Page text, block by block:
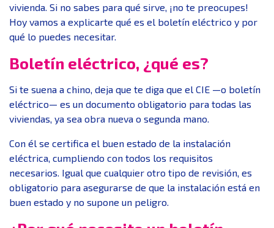
vivienda. Si no sabes para qué sirve, ¡no te preocupes!
Hoy vamos a explicarte qué es el boletín eléctrico y por
qué lo puedes necesitar.
Boletín eléctrico, ¿qué es?
Si te suena a chino, deja que te diga que el CIE —o boletín
eléctrico— es un documento obligatorio para todas las
viviendas, ya sea obra nueva o segunda mano.
Con él se certifica el buen estado de la instalación
eléctrica, cumpliendo con todos los requisitos
necesarios. Igual que cualquier otro tipo de revisión, es
obligatorio para asegurarse de que la instalación está en
buen estado y no supone un peligro.